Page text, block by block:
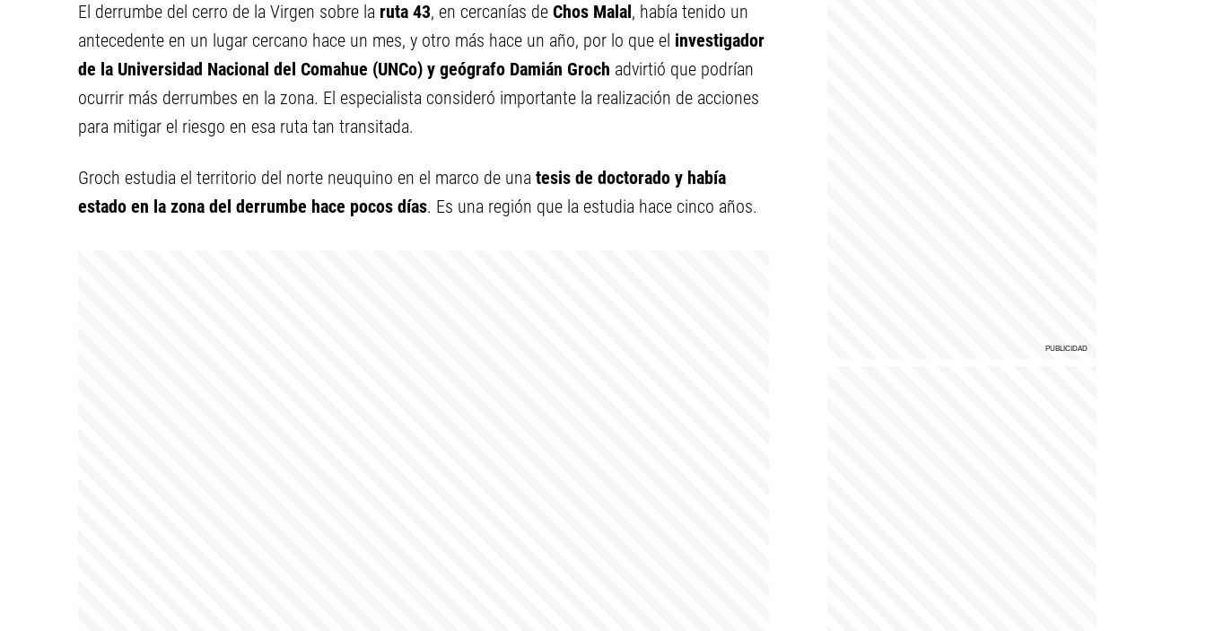
El derrumbe del cerro de la Virgen sobre la ruta 43, en cercanías de Chos Malal, había tenido un
antecedente en un lugar cercano hace un mes, y otro más hace un año, por lo que el investigador
de la Universidad Nacional del Comahue (UNCo) y geógrafo Damián Groch advirtió que podrían
ocurrir más derrumbes en la zona. El especialista consideró importante la realización de acciones
para mitigar el riesgo en esa ruta tan transitada.
Groch estudia el territorio del norte neuquino en el marco de una tesis de doctorado y había
estado en la zona del derrumbe hace pocos días. Es una región que la estudia hace cinco años.